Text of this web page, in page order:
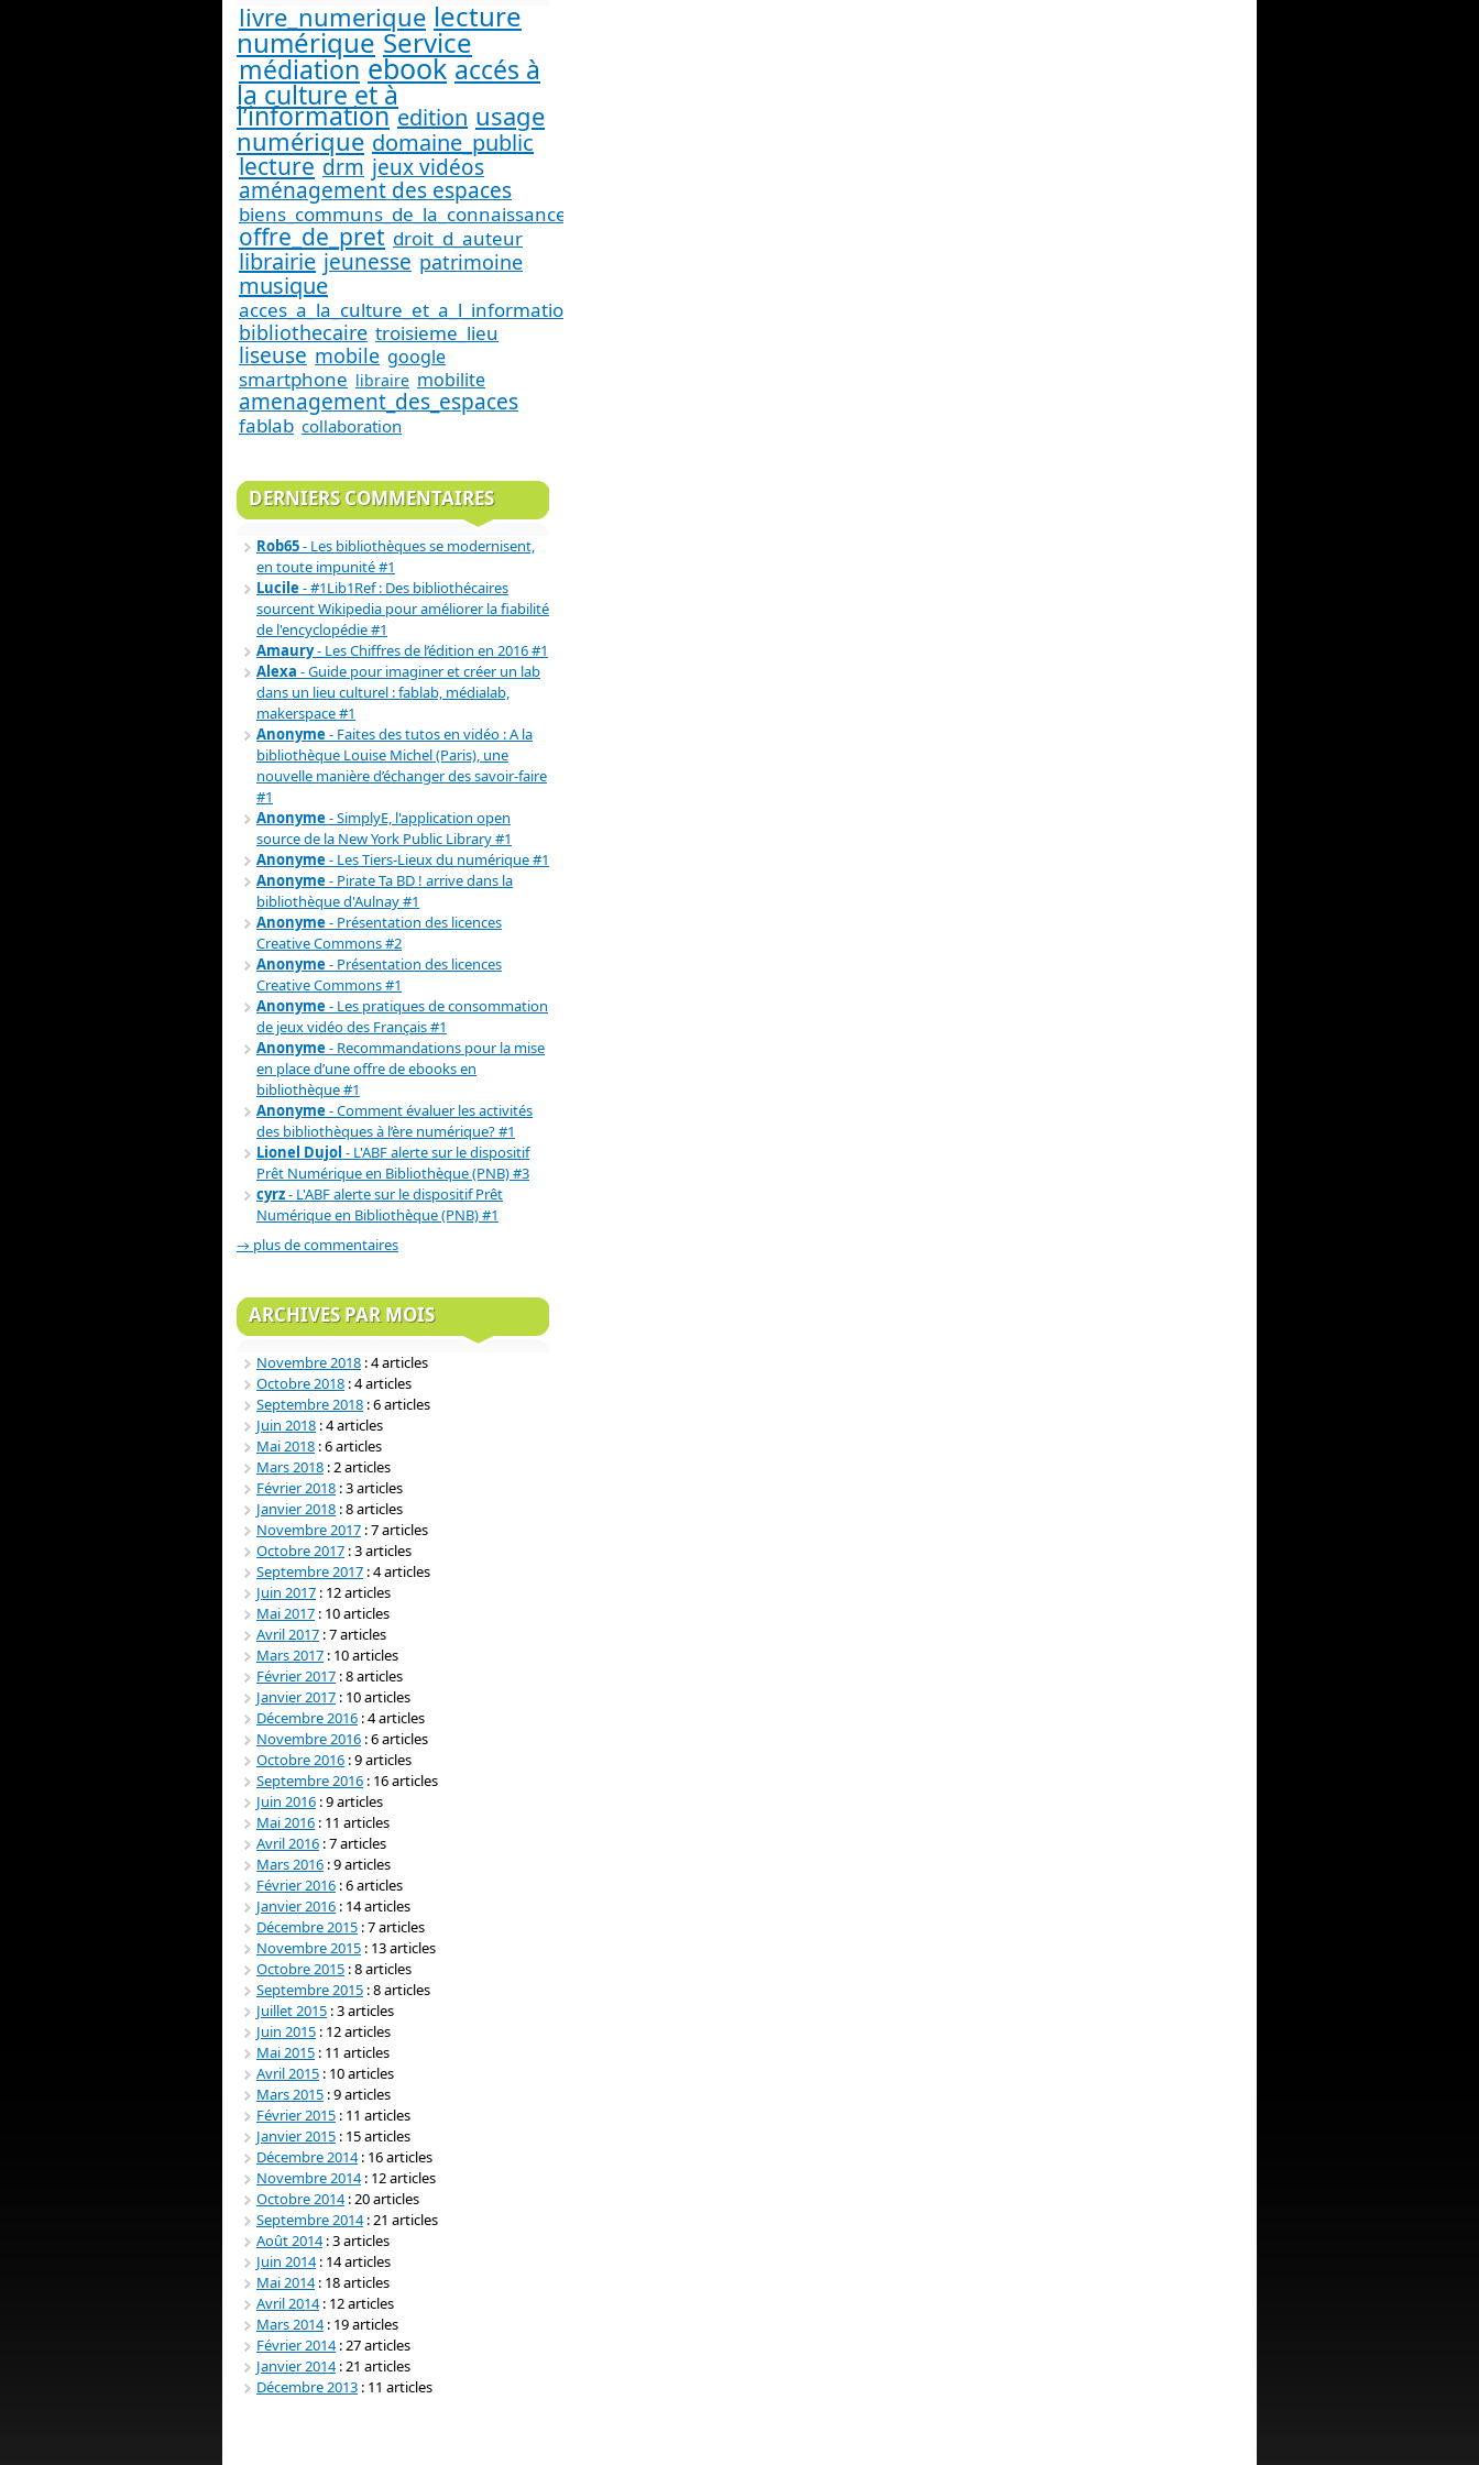
livre_numerique lecture
numérique Service
médiation ebook accés à
la culture et à
l’information edition usage
numérique domaine_public
lecture drm jeux vidéos
aménagement des espaces
biens_communs_de_la_connaissance
offre_de_pret droit_d_auteur
librairie jeunesse patrimoine
musique
acces_a_la_culture_et_a_l_information_
bibliothecaire troisieme_lieu
liseuse mobile google
smartphone libraire mobilite
amenagement_des_espaces
fablab collaboration
DERNIERS COMMENTAIRES
Rob65- Les bibliothèques se modernisent,
en toute impunité #1
Lucile- #1Lib1Ref : Des bibliothécaires
sourcent Wikipedia pour améliorer la fiabilité
de l'encyclopédie #1
Amaury- Les Chiffres de l’édition en 2016 #1
Alexa - Guide pour imaginer et créer un lab
dans un lieu culturel : fablab, médialab,
makerspace #1
Anonyme- Faites des tutos en vidéo : A la
bibliothèque Louise Michel (Paris), une
nouvelle manière d’échanger des savoir-faire
#1
Anonyme- SimplyE, l'application open
source de la New York Public Library #1
Anonyme- Les Tiers-Lieux du numérique #1
Anonyme- Pirate Ta BD ! arrive dans la
bibliothèque d'Aulnay #1
Anonyme- Présentation des licences
Creative Commons #2
Anonyme- Présentation des licences
Creative Commons #1
Anonyme- Les pratiques de consommation
de jeux vidéo des Français #1
Anonyme- Recommandations pour la mise
en place d’une offre de ebooks en
bibliothèque #1
Anonyme- Comment évaluer les activités
des bibliothèques à l’ère numérique? #1
Lionel Dujol - L'ABF alerte sur le dispositif
Prêt Numérique en Bibliothèque (PNB) #3
cyrz- L'ABF alerte sur le dispositif Prêt
Numérique en Bibliothèque (PNB) #1
→ plus de commentaires
ARCHIVES PAR MOIS
Novembre 2018 : 4 articles
Octobre 2018 : 4 articles
Septembre 2018 : 6 articles
Juin 2018 : 4 articles
Mai 2018 : 6 articles
Mars 2018 : 2 articles
Février 2018 : 3 articles
Janvier 2018 : 8 articles
Novembre 2017 : 7 articles
Octobre 2017 : 3 articles
Septembre 2017 : 4 articles
Juin 2017 : 12 articles
Mai 2017 : 10 articles
Avril 2017 : 7 articles
Mars 2017 : 10 articles
Février 2017 : 8 articles
Janvier 2017 : 10 articles
Décembre 2016 : 4 articles
Novembre 2016 : 6 articles
Octobre 2016 : 9 articles
Septembre 2016 : 16 articles
Juin 2016 : 9 articles
Mai 2016 : 11 articles
Avril 2016 : 7 articles
Mars 2016 : 9 articles
Février 2016 : 6 articles
Janvier 2016 : 14 articles
Décembre 2015 : 7 articles
Novembre 2015 : 13 articles
Octobre 2015 : 8 articles
Septembre 2015 : 8 articles
Juillet 2015 : 3 articles
Juin 2015 : 12 articles
Mai 2015 : 11 articles
Avril 2015 : 10 articles
Mars 2015 : 9 articles
Février 2015 : 11 articles
Janvier 2015 : 15 articles
Décembre 2014: 16 articles
Novembre 2014: 12 articles
Octobre 2014: 20 articles
Septembre 2014: 21 articles
Août 2014: 3 articles
Juin 2014: 14 articles
Mai 2014: 18 articles
Avril 2014: 12 articles
Mars 2014: 19 articles
Février 2014: 27 articles
Janvier 2014: 21 articles
Décembre 2013 : 11 articles